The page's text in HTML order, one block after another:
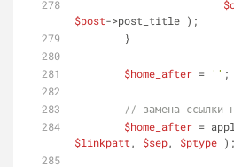
$post->post_title );
	}
$home_after = '' ;
// замена ссылки
$home_after =
$linkpatt , $sep, $ptype );